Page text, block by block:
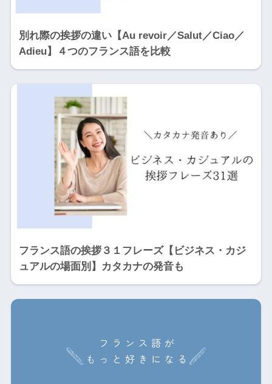
別れ際の挨拶の違い【Au revoir／Salut／Ciao／
Adieu】４つのフランス語を比較
フランス語の挨拶３１フレーズ【ビジネス・カジ
ュアルの場面別】カタカナの発音も